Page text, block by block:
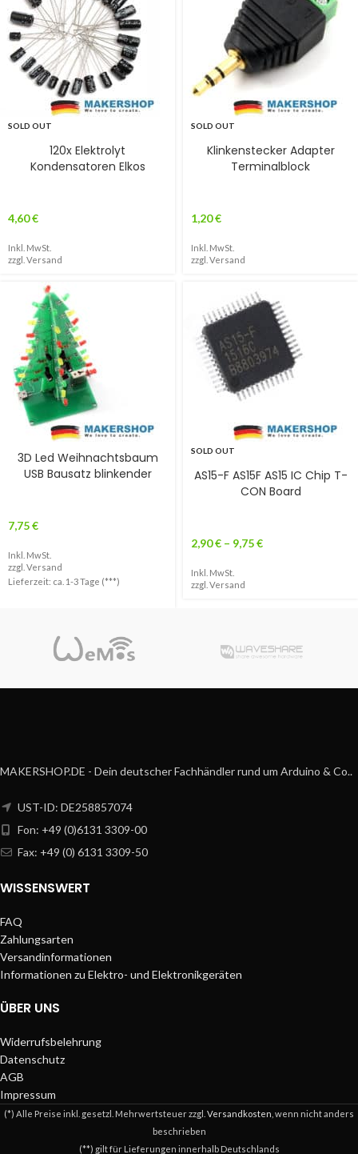
SOLD OUT
120x Elektrolyt
Kondensatoren Elkos
4,60€
Inkl. MwSt.
zzgl. Versand
SOLD OUT
Klinkenstecker Adapter
Terminalblock
1,20€
Inkl. MwSt.
zzgl. Versand
3D Led Weihnachtsbaum
USB Bausatz blinkender
7,75€
Inkl. MwSt.
zzgl. Versand
Lieferzeit: ca. 1-3 Tage (***)
SOLD OUT
AS15-F AS15F AS15 IC Chip T-
CON Board
2,90€ – 9,75€
Inkl. MwSt.
zzgl. Versand
MAKERSHOP.DE - Dein deutscher Fachhändler rund um Arduino & Co..
UST-ID: DE258857074
Fon: +49 (0)6131 3309-00
Fax: +49 (0) 6131 3309-50
WISSENSWERT
FAQ
Zahlungsarten
Versandinformationen
Informationen zu Elektro- und Elektronikgeräten
ÜBER UNS
Widerrufsbelehrung
Datenschutz
AGB
Impressum
(*) Alle Preise inkl. gesetzl. Mehrwertsteuer zzgl. Versandkosten , wenn nicht anders
beschrieben
(**) gilt für Lieferungen innerhalb Deutschlands